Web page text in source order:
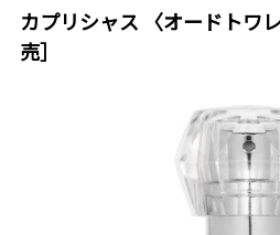
カプリシャス 〈オードトワ
売］